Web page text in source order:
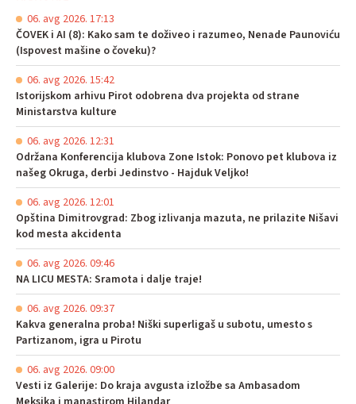
06. avg 2026. 17:13
ČOVEK i AI (8): Kako sam te doživeo i razumeo, Nenade Paunoviću
(Ispovest mašine o čoveku)?
06. avg 2026. 15:42
Istorijskom arhivu Pirot odobrena dva projekta od strane
Ministarstva kulture
06. avg 2026. 12:31
Održana Konferencija klubova Zone Istok: Ponovo pet klubova iz
našeg Okruga, derbi Jedinstvo - Hajduk Veljko!
06. avg 2026. 12:01
Opština Dimitrovgrad: Zbog izlivanja mazuta, ne prilazite Nišavi
kod mesta akcidenta
06. avg 2026. 09:46
NA LICU MESTA: Sramota i dalje traje!
06. avg 2026. 09:37
Kakva generalna proba! Niški superligaš u subotu, umesto s
Partizanom, igra u Pirotu
06. avg 2026. 09:00
Vesti iz Galerije: Do kraja avgusta izložbe sa Ambasadom